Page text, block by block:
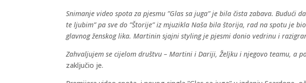
Snimanje video spota za pjesmu ”Glas sa juga” je bila čista zabava. Budući
te ljubim” pa sve do ”Štorije” iz mjuzikla Naša bila štorija, rad na spotu je
glavnog ženskog lika. Martinin sjajni styling je pjesmi donio vedrinu i
Zahvaljujem se cijelom društvu – Martini i Dariji, Željku i njegovo teamu, a
zaključio je.